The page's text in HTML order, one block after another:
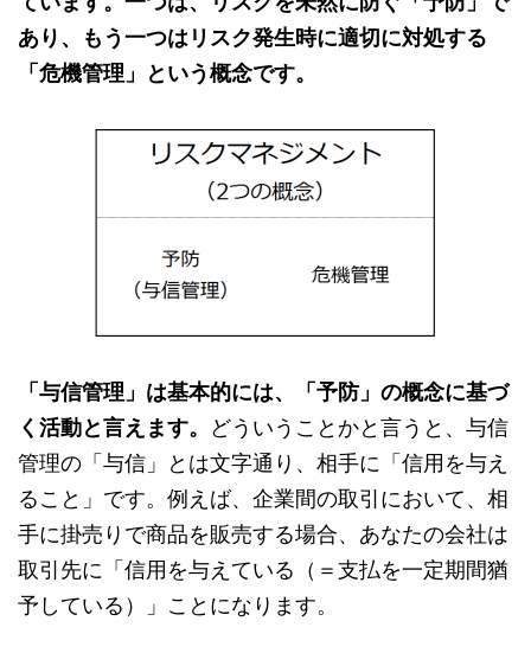
あり、もう一つはリスク発生時に適切に対処する
「危機管理」という概念です。
「与信管理」は基本的には、「予防」の概念に基づ
く活動と言えます。 どういうことかと言うと、与信
管理の「与信」とは文字通り、相手に「信用を与え
ること」です。例えば、企業間の取引において、相
手に掛売りで商品を販売する場合、あなたの会社は
取引先に「信用を与えている（＝支払を一定期間猶
予している）」ことになります。